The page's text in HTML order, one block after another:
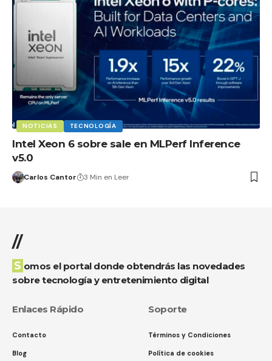
NOTICIAS TECNOLOGÍA
Intel Xeon 6 sobre sale en MLPerf Inference
v5.0
Carlos Cantor 3 Min en Leer
//
Somos el portal donde obtendrás las novedades
sobre tecnología y entretenimiento digital
Enlaces Rápido
Contacto
Blog
Soporte
Términos y Condiciones
Política de cookies